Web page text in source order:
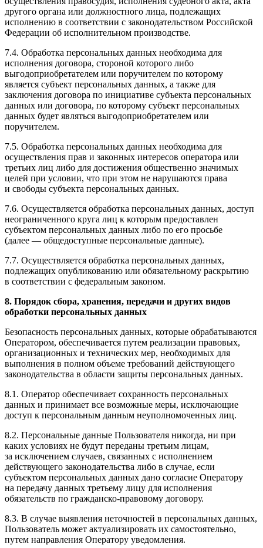
другого органа или должностного лица, подлежащих
исполнению в соответствии с законодательством Российской
Федерации об исполнительном производстве.
7.4. Обработка персональных данных необходима для
исполнения договора, стороной которого либо
выгодоприобретателем или поручителем по которому
является субъект персональных данных, а также для
заключения договора по инициативе субъекта персональных
данных или договора, по которому субъект персональных
данных будет являться выгодоприобретателем или
поручителем.
7.5. Обработка персональных данных необходима для
осуществления прав и законных интересов оператора или
третьих лиц либо для достижения общественно значимых
целей при условии, что при этом не нарушаются права
и свободы субъекта персональных данных.
7.6. Осуществляется обработка персональных данных, доступ
неограниченного круга лиц к которым предоставлен
субъектом персональных данных либо по его просьбе
(далее — общедоступные персональные данные).
7.7. Осуществляется обработка персональных данных,
подлежащих опубликованию или обязательному раскрытию
в соответствии с федеральным законом.
8. Порядок сбора, хранения, передачи и других видов
обработки персональных данных
Безопасность персональных данных, которые обрабатываются
Оператором, обеспечивается путем реализации правовых,
организационных и технических мер, необходимых для
выполнения в полном объеме требований действующего
законодательства в области защиты персональных данных.
8.1. Оператор обеспечивает сохранность персональных
данных и принимает все возможные меры, исключающие
доступ к персональным данным неуполномоченных лиц.
8.2. Персональные данные Пользователя никогда, ни при
каких условиях не будут переданы третьим лицам,
за исключением случаев, связанных с исполнением
действующего законодательства либо в случае, если
субъектом персональных данных дано согласие Оператору
на передачу данных третьему лицу для исполнения
обязательств по гражданско-правовому договору.
8.3. В случае выявления неточностей в персональных данных,
Пользователь может актуализировать их самостоятельно,
путем направления Оператору уведомления.